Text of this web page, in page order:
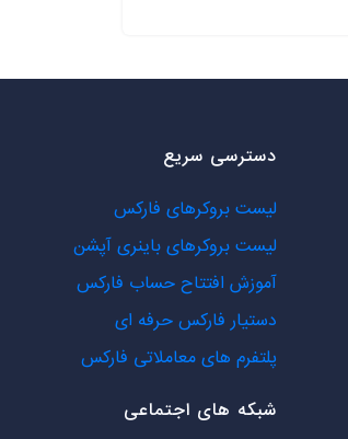
دسترسی سریع
لیست بروکرهای فارکس
لیست بروکرهای باینری آپشن
آموزش افتتاح حساب فارکس
دستیار فارکس حرفه ای
پلتفرم های معاملاتی فارکس
شبکه های اجتماعی